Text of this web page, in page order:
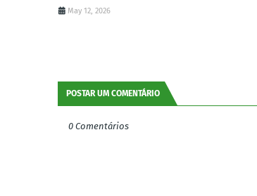
May 12, 2026
POSTAR UM COMENTÁRIO
0 Comentários